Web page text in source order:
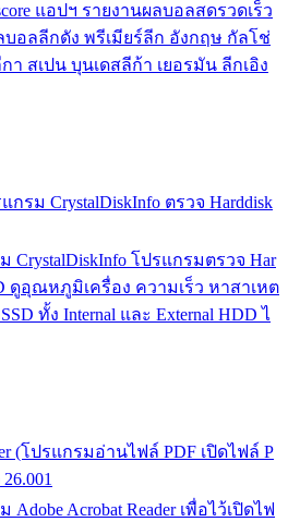
แอปฯ รายงานผลบอลสดรวดเร็ว
อลลีกดัง พรีเมียร์ลีก อังกฤษ กัลโช่
า สเปน บุนเดสลีก้า เยอรมัน ลีกเอิง
กรม CrystalDiskInfo ตรวจ Harddisk
CrystalDiskInfo โปรแกรมตรวจ Har
ดูอุณหภูมิเครื่อง ความเร็ว หาสาเหต
ทั้ง Internal และ External HDD ไ
(โปรแกรมอ่านไฟล์ PDF เปิดไฟล์ P
Acrobat Reader เพื่อไว้เปิดไฟ